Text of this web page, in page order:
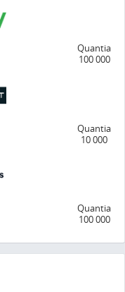
Quantia
100 000
Quantia
10 000
Quantia
100 000